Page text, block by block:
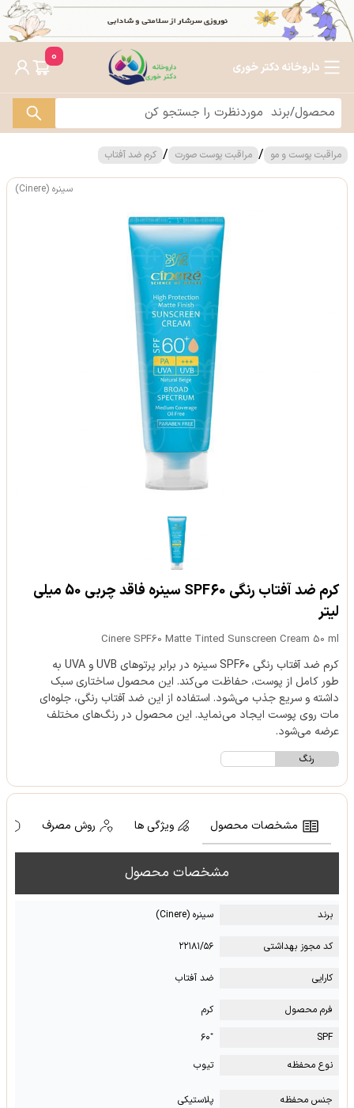
داروخانه دکتر خوری
0
مراقبت پوست و مو / مراقبت پوست صورت / کرم ضد آفتاب
سینره (Cinere)
کرم ضد آفتاب رنگی SPF60 سینره فاقد چربی 50 میلی
لیتر
Cinere SPF60 Matte Tinted Sunscreen Cream 50 ml
کرم ضد آفتاب رنگی SPF۶۰ سینره در برابر پرتوهای UVB و UVA به
طور کامل از پوست، حفاظت می‌کند. این محصول ساختاری سبک
داشته و سریع جذب می‌شود. استفاده از این ضد آفتاب رنگی، جلوه‌ای
مات روی پوست ایجاد می‌نماید. این محصول در رنگ‌های مختلف
عرضه می‌شود.
رنگ
مشخصات محصول ویژگی ها روش مصرف
مشخصات محصول
برند سینره (Cinere)
کد مجوز بهداشتی ۲۲۱۸۱/۵۶
کارایی ضد آفتاب
فرم محصول
کرم
SPF
⁺۶۰
نوع محفظه
تیوب
جنس محفظه پلاستیکی